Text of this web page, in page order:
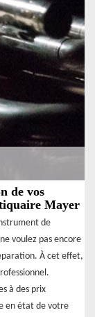
de vos
Mayer
de
voulez pas encore
À cet effet,
à des prix
en état de votre